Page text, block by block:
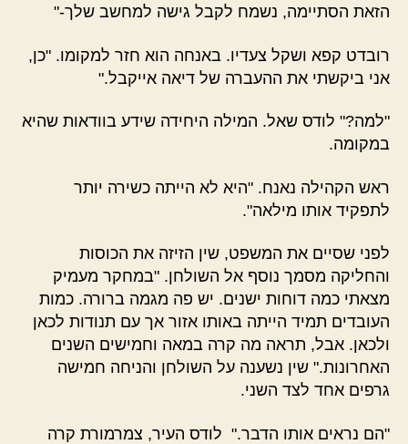
הזאת הסתיימה, נשמח לקבל גישה למחשב שלך-"
רובדט קפא ושקל צעדיו. באנחה הוא חזר למקומו. "כן,
אני ביקשתי את ההעברה של דיאה אייקבל."
"למה?" לודס שאל. המילה היחידה שידע בוודאות שהיא
במקומה.
ראש הקהילה נאנח. "היא לא הייתה כשירה יותר
לתפקיד אותו מילאה".
לפני שסיים את המשפט, שין הזיזה את הכוסות
והחליקה מסמך נוסף אל השולחן. "במחקר מעמיק
מצאתי כמה דוחות ישנים. יש פה מגמה ברורה. כמות
העובדים תמיד הייתה באותו אזור אך עם תנודות לכאן
ולכאן. אבל, תראה מה קרה במאה וחמישים השנים
האחרונות." שין נשענה על השולחן והניחה חמישה
גרפים אחד לצד השני.
"הם נראים אותו הדבר." לודס העיר, צמרמורת קרה